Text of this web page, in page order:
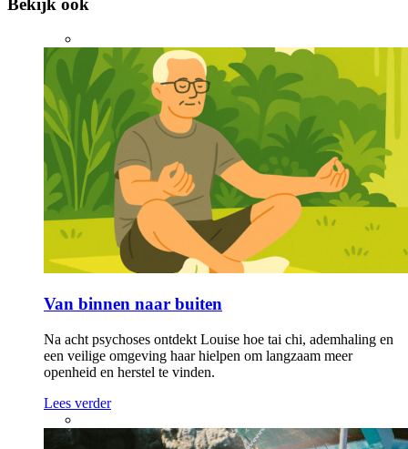
Bekijk ook
Van binnen naar buiten
Na acht psychoses ontdekt Louise hoe tai chi, ademhaling en
een veilige omgeving haar hielpen om langzaam meer
openheid en herstel te vinden.
Lees verder